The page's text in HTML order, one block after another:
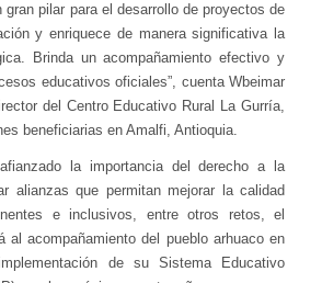
gran pilar para el desarrollo de proyectos de
y enriquece de manera significativa la
Brinda un acompañamiento efectivo y
educativos oficiales”, cuenta Wbeimar
del Centro Educativo Rural La Gurría,
beneficiarias en Amalfi, Antioquia.
la importancia del derecho a la
alianzas que permitan mejorar la calidad
e inclusivos, entre otros retos, el
al acompañamiento del pueblo arhuaco en
de su Sistema Educativo